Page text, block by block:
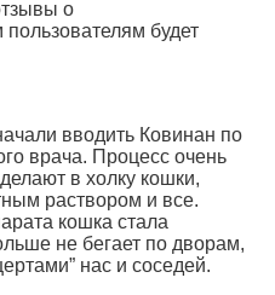
о
будет
вводить Ковинан по
врача. Процесс очень
в холку кошки,
раствором и все.
кошка стала
не бегает по дворам,
нас и соседей.